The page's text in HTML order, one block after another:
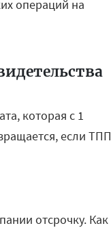
операций на
которая с 1
если ТПП
отсрочку. Как